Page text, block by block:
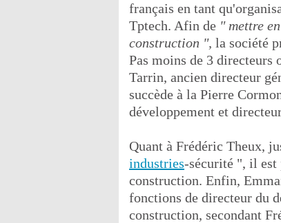
français en tant
Tptech. Afin de " mettre
construction ", la société
Pas moins de 3 directeurs
Tarrin, ancien directeur
succède à la Pierre
développement et
Quant à Frédéric Theux,
industries-sécurité ", il est
construction. Enfin,
fonctions de directeur du
construction, secondant